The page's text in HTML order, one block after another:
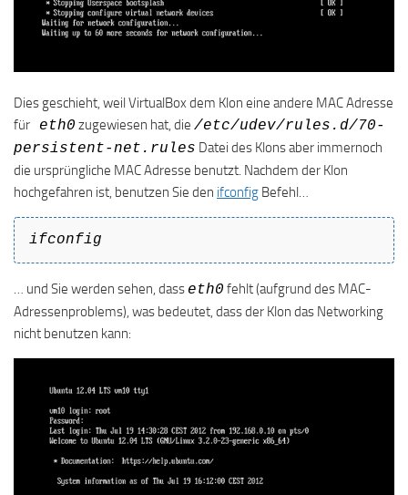
Dies geschieht, weil VirtualBox dem Klon eine andere MAC Adresse
für eth0 zugewiesen hat, die /etc/udev/rules.d/70-
persistent-net.rules Datei des Klons aber immernoch
die ursprüngliche MAC Adresse benutzt. Nachdem der Klon
hochgefahren ist, benutzen Sie den ifconfig Befehl…
ifconfig
… und Sie werden sehen, dass eth0 fehlt (aufgrund des MAC-
Adressenproblems), was bedeutet, dass der Klon das Networking
nicht benutzen kann: